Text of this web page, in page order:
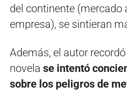
del continente (mercado
empresa), se sintieran
Además, el autor
novela se intentó
sobre los peligros de